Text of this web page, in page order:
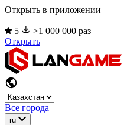
Открыть в приложении
5
>1 000 000 раз
Открыть
Все города
ru